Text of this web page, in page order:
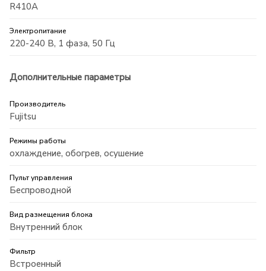
R410A
Электропитание
220-240 В, 1 фаза, 50 Гц
Дополнительные параметры
Производитель
Fujitsu
Режимы работы
охлаждение, обогрев, осушение
Пульт управления
Беспроводной
Вид размещения блока
Внутренний блок
Фильтр
Встроенный